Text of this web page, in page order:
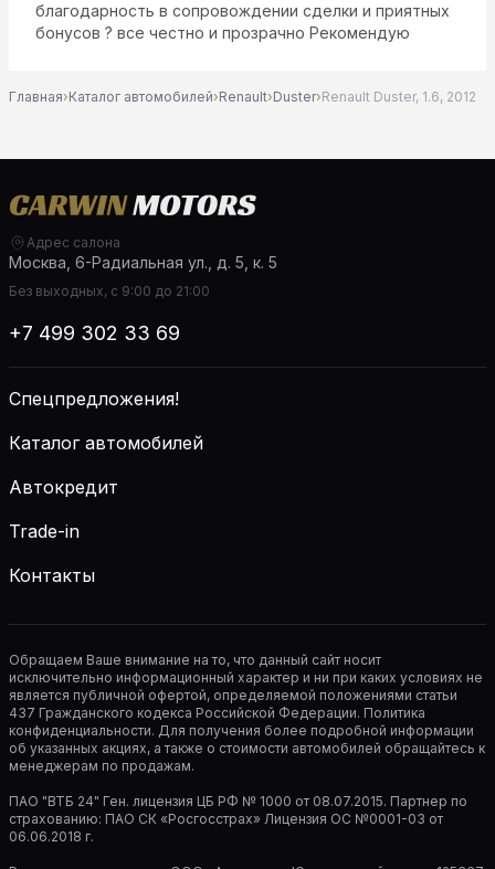
сделки и приятных
Рекомендую
Главная›Каталог автомобилей›Renault›Duster›Renault Duster, 1.6, 2012
Адрес салона
Москва, 6-Радиальная ул., д. 5, к. 5
Без выходных, с 9:00 до 21:00
+7 499 302 33 69
Спецпредложения!
Каталог автомобилей
Автокредит
Trade-in
Контакты
Обращаем Ваше внимание на то, что данный сайт носит
исключительно информационный характер и ни при каких условиях не
является публичной офертой, определяемой положениями статьи
437 Гражданского кодекса Российской Федерации. Политика
конфиденциальности. Для получения более подробной информации
об указанных акциях, а также о стоимости автомобилей обращайтесь к
менеджерам по продажам.
ПАО "ВТБ 24" Ген. лицензия ЦБ РФ № 1000 от 08.07.2015. Партнер по
страхованию: ПАО СК «Росгосстрах» Лицензия ОС №0001-03 от
06.06.2018 г.